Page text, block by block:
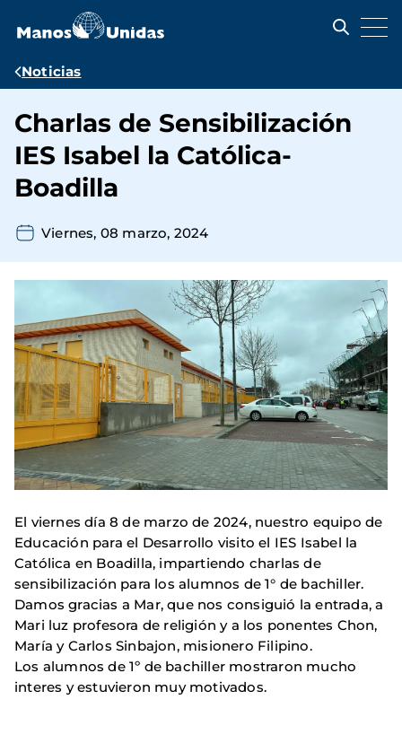
contenido
Ruta
navegación
Noticias
Charlas de Sensibilización
IES Isabel la Católica-
Boadilla
Viernes, 08 marzo, 2024
El viernes día 8 de marzo de 2024, nuestro equipo de
Educación para el Desarrollo visito el IES Isabel la
Católica en Boadilla, impartiendo charlas de
sensibilización para los alumnos de 1° de bachiller.
Damos gracias a Mar, que nos consiguió la entrada, a
Mari luz profesora de religión y a los ponentes Chon,
María y Carlos Sinbajon, misionero Filipino.
Los alumnos de 1º de bachiller mostraron mucho
interes y estuvieron muy motivados.